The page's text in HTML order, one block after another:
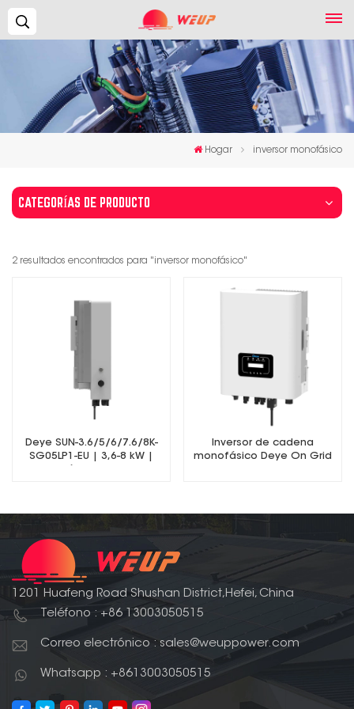
Hogar inversor monofásico
CATEGORÍAS DE PRODUCTO
2 resultados encontrados para "inversor monofásico"
Deye SUN-3.6/5/6/7.6/8K-
SG05LP1-EU | 3,6-8 kW |
Inversor de cadena
monofásico Deye On Grid
1201 Huafeng Road Shushan District,Hefei, China
Teléfono : +86 13003050515
Correo electrónico : sales@weuppower.com
Whatsapp : +8613003050515